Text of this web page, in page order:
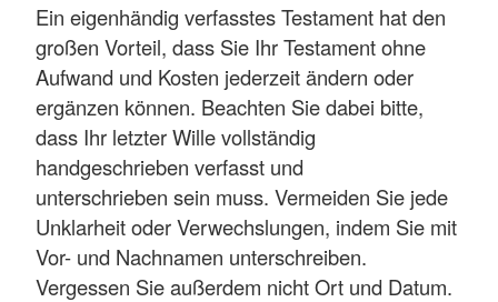
Ein eigenhändig verfasstes Testament hat den
großen Vorteil, dass Sie Ihr Testament ohne
Aufwand und Kosten jederzeit ändern oder
ergänzen können. Beachten Sie dabei bitte,
dass Ihr letzter Wille vollständig
handgeschrieben verfasst und
unterschrieben sein muss. Vermeiden Sie jede
Unklarheit oder Verwechslungen, indem Sie mit
Vor- und Nachnamen unterschreiben.
Vergessen Sie außerdem nicht Ort und Datum.